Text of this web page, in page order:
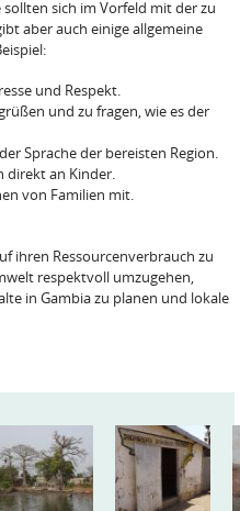
sich im Vorfeld mit der zu
aber auch einige allgemeine
und Respekt.
und zu fragen, wie es der
Sprache der bereisten Region.
direkt an Kinder.
von Familien mit.
ihren Ressourcenverbrauch zu
respektvoll umzugehen,
in Gambia zu planen und lokale